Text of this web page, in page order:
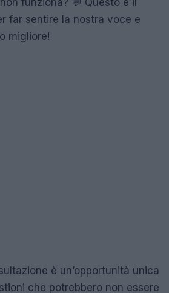
funziona? 💬 Questo è il
far sentire la nostra voce e
migliore!
è un’opportunità unica
che potrebbero non essere